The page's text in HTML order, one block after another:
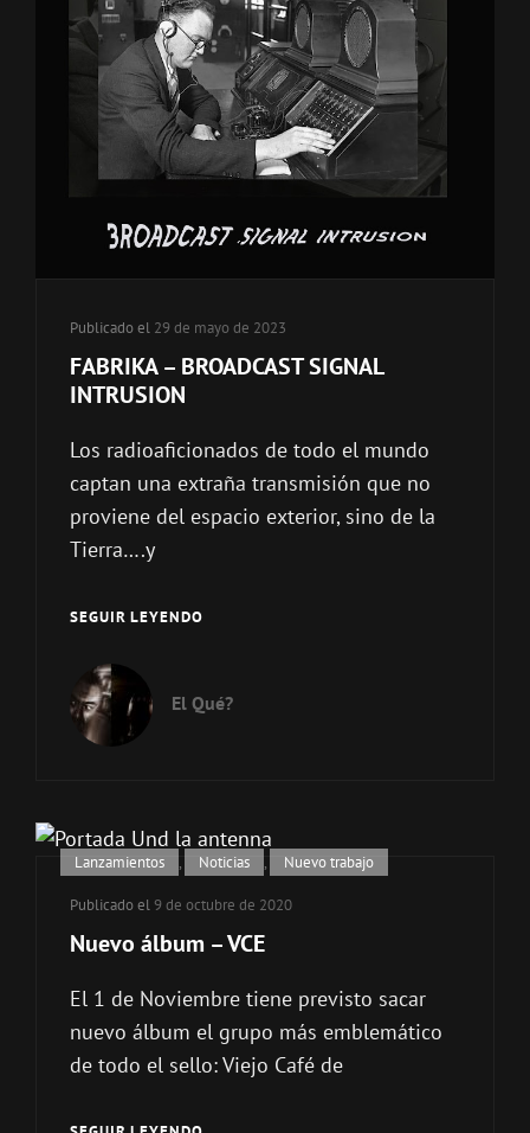
Publicado el 29 de mayo de 2023
FABRIKA – BROADCAST SIGNAL
INTRUSION
Los radioaficionados de todo el mundo
captan una extraña transmisión que no
proviene del espacio exterior, sino de la
Tierra….y
SEGUIR LEYENDOFABRIKA
SIGNAL
INTRUSION
El Qué?
Enlaces
Lanzamientos , Noticias , Nuevo trabajo
Publicado el 9 de octubre de 2020
Nuevo álbum – VCE
El 1 de Noviembre tiene previsto sacar
nuevo álbum el grupo más emblemático
de todo el sello: Viejo Café de